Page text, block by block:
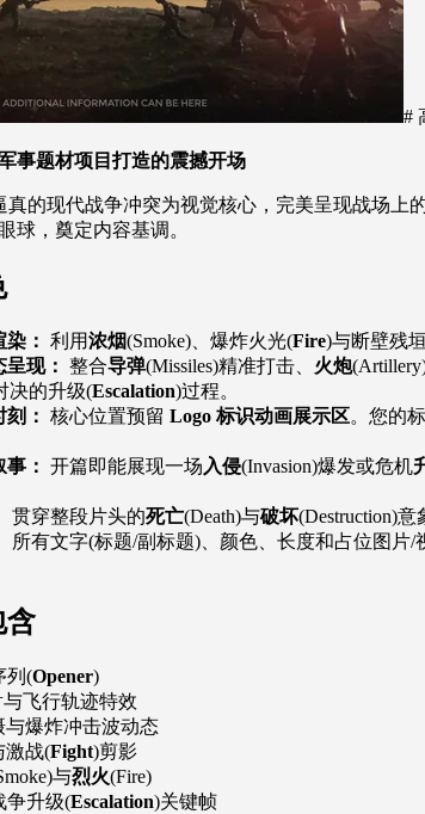
#
事题材项目打造的震撼开场
真的现代战争冲突为视觉核心，完美呈现战场
球，奠定内容基调。
： 利用浓烟(Smoke)、爆炸火光(Fire)与断壁残
现： 整合导弹(Missiles)精准打击、 火炮
决的升级(Escalation)过程。
： 核心位置预留 Logo 标识动画展示区。您的
： 开篇即能展现一场 入侵(Invasion)爆发或危机
贯穿整段片头的死亡(Death)与破坏(Destruction)
所有文字(标题/副标题)、颜色、长度和占位图片
含
列(Opener)
与飞行轨迹特效
与爆炸冲击波动态
激战(Fight)剪影
与烈火(Fire)
争升级(Escalation)关键帧